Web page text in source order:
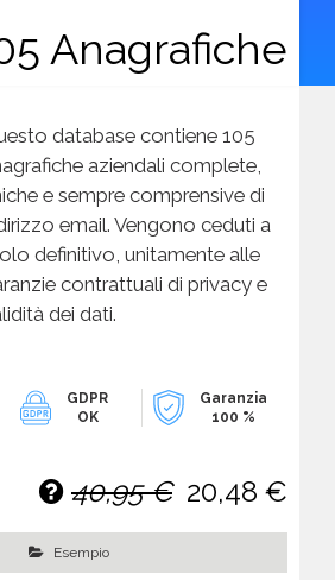
Anagrafiche
database contiene 105
aziendali complete,
e sempre comprensive di
email. Vengono ceduti a
definitivo, unitamente alle
contrattuali di privacy e
dei dati.
GDPR
OK
Garanzia
100 %
40,95 € 20,48 €
Esempio